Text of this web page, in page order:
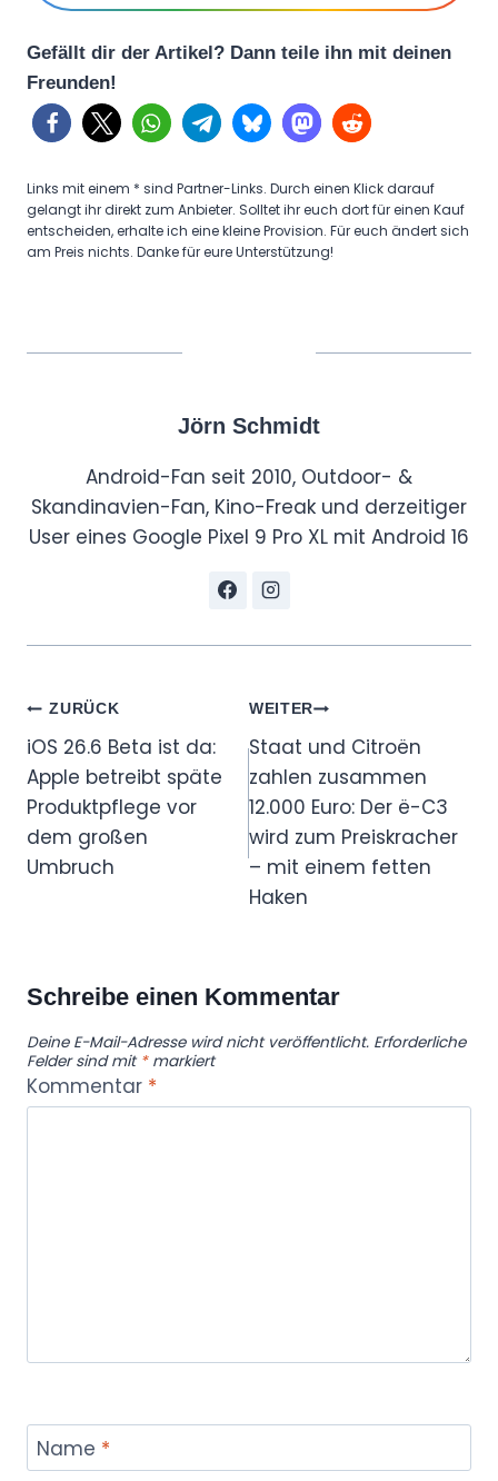
Gefällt dir der Artikel? Dann teile ihn mit deinen
Freunden!
Links mit einem * sind Partner-Links. Durch einen Klick darauf
gelangt ihr direkt zum Anbieter. Solltet ihr euch dort für einen Kauf
entscheiden, erhalte ich eine kleine Provision. Für euch ändert sich
am Preis nichts. Danke für eure Unterstützung!
Jörn Schmidt
Android-Fan seit 2010, Outdoor- &
Skandinavien-Fan, Kino-Freak und derzeitiger
User eines Google Pixel 9 Pro XL mit Android 16
Beitragsnavigation
ZURÜCK
iOS 26.6 Beta ist da:
Apple betreibt späte
Produktpflege vor
dem großen
Umbruch
WEITER
Staat und Citroën
zahlen zusammen
12.000 Euro: Der ë-C3
wird zum Preiskracher
– mit einem fetten
Haken
Schreibe einen Kommentar
Deine E-Mail-Adresse wird nicht veröffentlicht. Erforderliche
Felder sind mit *markiert
Kommentar *
Name *